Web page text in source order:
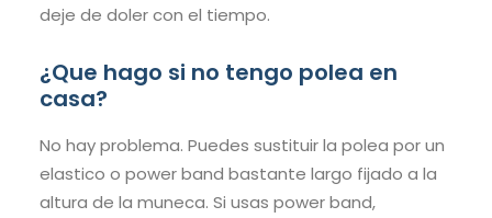
deje de doler con el tiempo.
¿Que hago si no tengo polea en
casa?
No hay problema. Puedes sustituir la polea por un
elastico o power band bastante largo fijado a la
altura de la muneca. Si usas power band,